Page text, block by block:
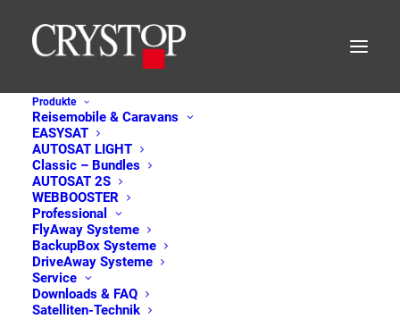
Produkte
Reisemobile & Caravans
EASYSAT
AUTOSAT LIGHT
Classic – Bundles
AUTOSAT 2S
WEBBOOSTER
Professional
FlyAway Systeme
BackupBox Systeme
DriveAway Systeme
Service
Downloads & FAQ
Satelliten-Technik